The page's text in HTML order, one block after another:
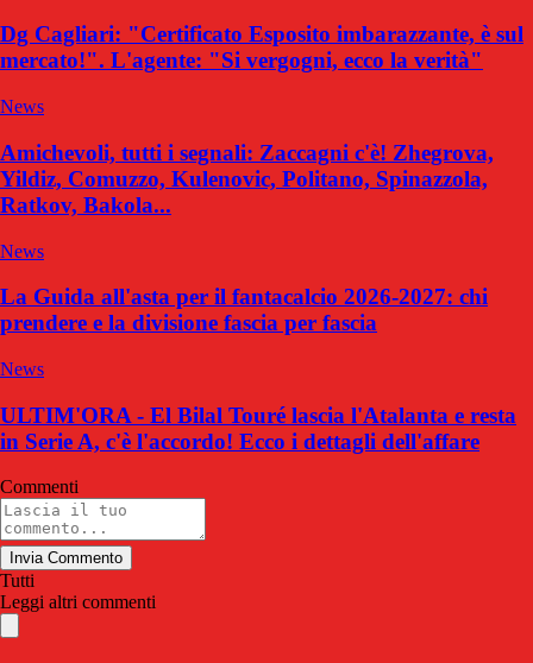
Dg Cagliari: "Certificato Esposito imbarazzante, è sul
mercato!". L'agente: "Si vergogni, ecco la verità"
News
Amichevoli, tutti i segnali: Zaccagni c'è! Zhegrova,
Yildiz, Comuzzo, Kulenovic, Politano, Spinazzola,
Ratkov, Bakola...
News
La Guida all'asta per il fantacalcio 2026-2027: chi
prendere e la divisione fascia per fascia
News
ULTIM'ORA - El Bilal Touré lascia l'Atalanta e resta
in Serie A, c'è l'accordo! Ecco i dettagli dell'affare
Commenti
Invia Commento
Tutti
Leggi altri commenti